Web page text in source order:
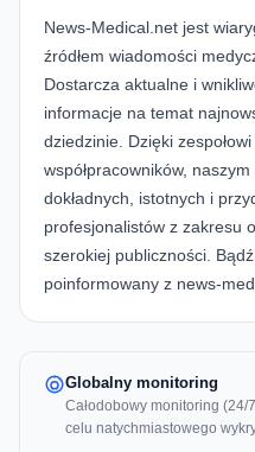
News-Medical.net jest
źródłem wiadomości
Dostarcza aktualne i
informacje na temat
dziedzinie. Dzięki
współpracowników,
dokładnych, istotnych i
profesjonalistów z zakresu
szerokiej publiczności.
poinformowany z news-
Globalny monitoring
Całodobowy monitoring
celu natychmiastowego